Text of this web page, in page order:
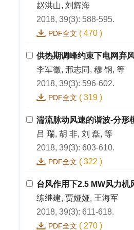
赵洪山, 刘辉海
2018, 39(3): 588-595.
PDF全文 ( 470 )
供热期调峰约束下电网弃
李军徽, 邢志同, 穆 钢, 等
2018, 39(3): 596-602.
PDF全文 ( 319 )
湍流脉动风速的谐波-分形
吕 瑞, 胡 非, 刘 磊, 等
2018, 39(3): 603-610.
PDF全文 ( 322 )
台风作用下2.5 MW风力机
练继建, 贾娅娅, 王海军
2018, 39(3): 611-618.
PDF全文 ( 270 )